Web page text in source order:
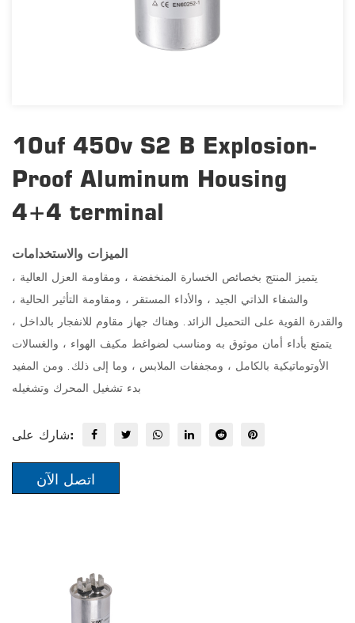
10uf 450v S2 B Explosion-
Proof Aluminum Housing
4+4 terminal
الميزات والاستخدامات
يتميز المنتج بخصائص الخسارة المنخفضة ، ومقاومة العزل العالية ،
والشفاء الذاتي الجيد ، والأداء المستقر ، ومقاومة التأثير الحالية ،
والقدرة القوية على التحميل الزائد. وهناك جهاز مقاوم للانفجار بالداخل ،
يتمتع بأداء أمان موثوق به ومناسب لضواغط مكيف الهواء ، والغسالات
الأوتوماتيكية بالكامل ، ومجففات الملابس ، وما إلى ذلك. ومن المفيد
بدء تشغيل المحرك وتشغيله
شارك على:
اتصل الآن